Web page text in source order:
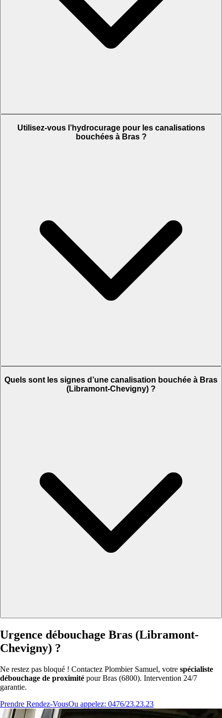
Utilisez-vous l’hydrocurage pour les canalisations
bouchées à Bras ?
Quels sont les signes d’une canalisation bouchée à Bras
(Libramont-Chevigny) ?
Urgence débouchage Bras (Libramont-
Chevigny) ?
Ne restez pas bloqué ! Contactez Plombier Samuel, votre spécialiste
débouchage de proximité pour Bras (6800). Intervention 24/7
garantie.
Prendre Rendez-VousOu appelez: 0476/23.23.23